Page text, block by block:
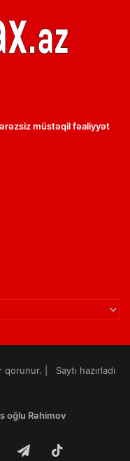
müstəqil fəaliyyət
| Saytı hazırladı
oğlu Rəhimov
Telegram